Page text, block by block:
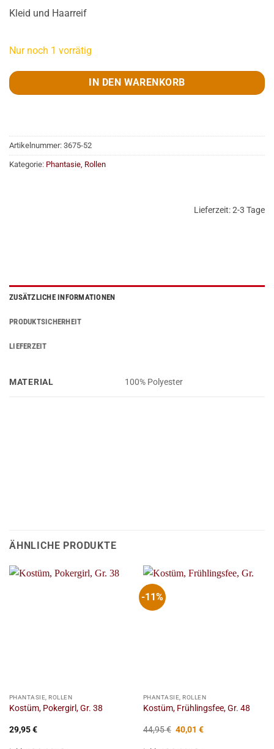
Kleid und Haarreif
Nur noch 1 vorrätig
IN DEN WARENKORB
Artikelnummer: 3675-52
Kategorie: Phantasie, Rollen
Lieferzeit:2-3 Tage
ZUSÄTZLICHE INFORMATIONEN
PRODUKTSICHERHEIT
LIEFERZEIT
MATERIAL 100% Polyester
ÄHNLICHE PRODUKTE
PHANTASIE, ROLLEN
Kostüm, Pokergirl, Gr. 38
29,95€
-11%
PHANTASIE, ROLLEN
Kostüm, Frühlingsfee, Gr. 48
44,95€ Ursprünglicher
Preis
40,01 €Aktueller